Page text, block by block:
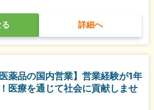
詳細へ
薬品の国内営業】営業経験が1年
医療を通じて社会に貢献しませ